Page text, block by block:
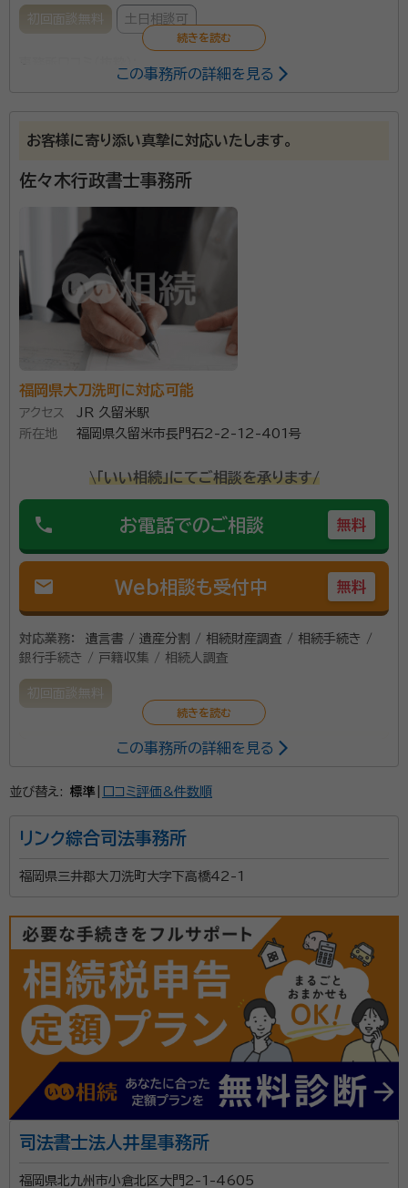
初回面談無料 土日相談可
自宅へ来て頂き無料相談をさせて頂きました。ちょっとした疑問にもき
て相見積もりとるつもりでしたが、自宅の近場の事務所でもあるのと、あ
る程度調べていた相場内の金額だったので、せっかく来て頂いた事もあ
るので、そのままお願いする事にしました。
契約後の感想
日中は仕事の為、メールにて報告して頂いています。返信するか迷う所で
すが、問題なければ返信はいりません。と記載して貰ってるので、返信し
なくても安心しています。また疑問に思った事にはきちんと対応して頂い
ていて好感が待てます。電話だと聞きたい事をど忘れしたりして焦ってし
まいますが、メールだと少し考えて返信できるので、私的には向いている
と思います。まだ継続中ですが、引き続き宜しくお願いします。
行政書士
この事務所の詳細を見る
お客様に寄り添い真摯に対応いたします。
佐々木行政書士事務所
福岡県大刀洗町に対応可能
アクセス
JR 久留米駅
所在地
福岡県久留米市長門石2-2-12-401号
\「いい相続」にてご相談を承ります/
phone お電話でのご相談 無料
mail Web相談も受付中 無料
対応業務：
遺言書 / 遺産分割 / 相続財産調査 / 相続手続き /
銀行手続き / 戸籍収集 / 相続人調査
初回面談無料
相続に関するお悩み事、お気軽にご相談ください。 丁寧
所属団体：福岡県行政書士会
この事務所の詳細を見る
並び替え: 標準 口コミ評価&件数順
リンク綜合司法事務所
福岡県三井郡大刀洗町大字下高橋42-1
司法書士法人井星事務所
福岡県北九州市小倉北区大門2-1-4605